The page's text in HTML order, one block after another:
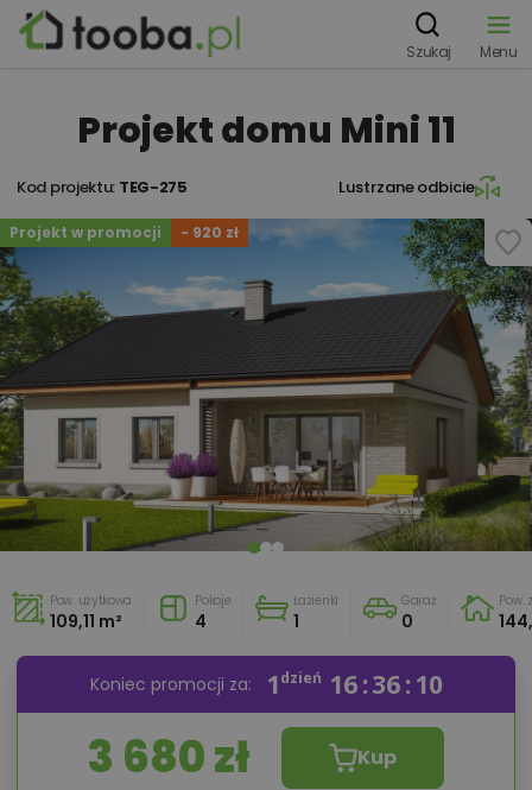
Szukaj Menu
Projekt domu Mini 11
Kod projektu: TEG-275 Lustrzane odbicie
Projekt w promocji - 920 zł
Pow. użytkowa
109,11 m²
Pokoje
4
Łazienki
1
Garaż
0
Pow.
Koniec promocji za: 1dzień 16 36 09
3 680 zł Kup